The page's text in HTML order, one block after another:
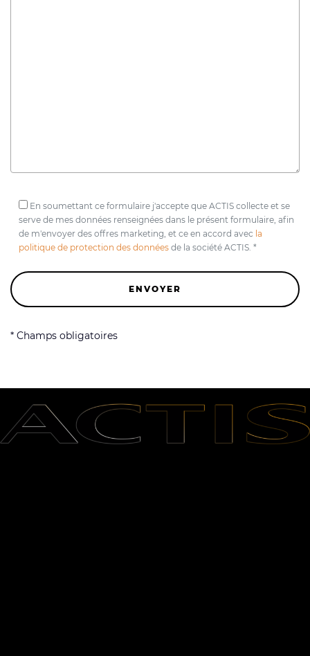
En soumettant ce formulaire j'accepte que ACTIS collecte et se
serve de mes données renseignées dans le présent formulaire, afin
de m'envoyer des offres marketing, et ce en accord avec la
politique de protection des données de la société ACTIS. *
* Champs obligatoires